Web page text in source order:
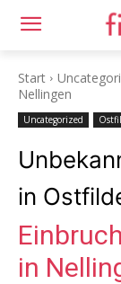
Start
Nellingen
Uncategorized
in
in